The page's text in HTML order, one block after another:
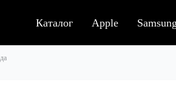
Каталог Apple Samsung